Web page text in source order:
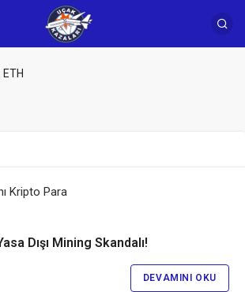
ETH
Dışı Mining Skandalı!
DEVAMINI OKU